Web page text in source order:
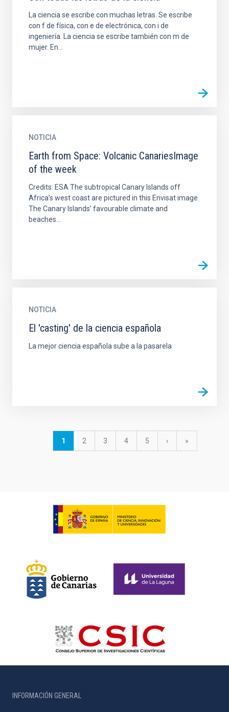
La ciencia se escribe con muchas letras. Se escribe
con f de física, con e de electrónica, con i de
ingeniería. La ciencia se escribe también con m de
mujer. En...
NOTICIA
Earth from Space: Volcanic CanariesImage
of the week
Credits: ESA The subtropical Canary Islands off
Africa’s west coast are pictured in this Envisat image.
The Canary Islands’ favourable climate and
beaches...
NOTICIA
El 'casting' de la ciencia española
La mejor ciencia española sube a la pasarela
Página
1 Página
2 Página
3 Página
4 Página
5
Siguiente
›
última
»
INFORMACIÓN GENERAL